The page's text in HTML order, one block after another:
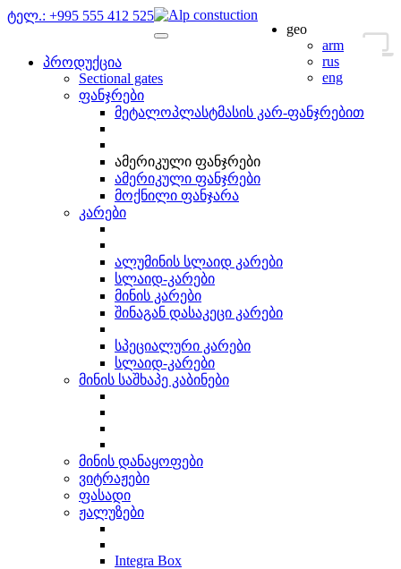
geo
arm
rus
eng
ტელ.: +995 555 412 525
Toggle
პროდუქცია
Sectional gates
ფანჯრები
მეტალოპლასტმასის კარ-ფანჯრებით
ამერიკული ფანჯრები
ამერიკული ფანჯრები
მოქნილი ფანჯარა
კარები
ალუმინის სლაიდ კარები
სლაიდ-კარები
მინის კარები
შინაგან დასაკეცი კარები
სპეციალური კარები
სლაიდ-კარები
მინის საშხაპე კაბინები
მინის დანაყოფები
ვიტრაჟები
ფასადი
ჟალუზები
Integra Box